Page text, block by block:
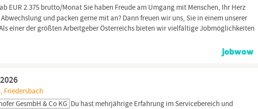
EUR 2.375 brutto/Monat Sie haben Freude am Umgang mit Menschen, Ihr Herz
und packen gerne mit an? Dann freuen wir uns, Sie in einem unserer
einer der größten Arbeitgeber Österreichs bieten wir vielfältige Jobmöglichkeiten
Friedersbach
GesmbH & Co KG Du hast mehrjährige Erfahrung im Servicebereich und